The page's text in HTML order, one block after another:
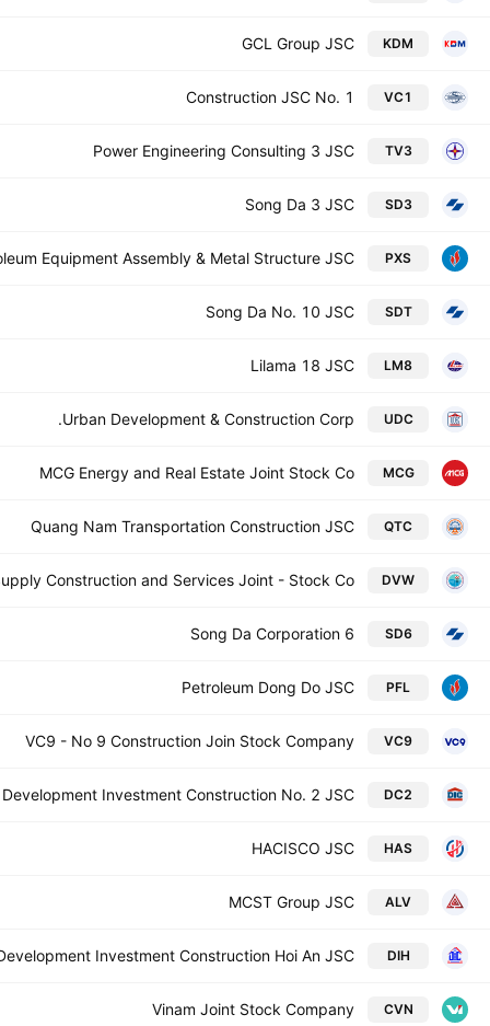
KDM
GCL Group JSC
VC1
Construction JSC No. 1
TV3
Power Engineering Consulting 3 JSC
SD3
Song Da 3 JSC
PXS
Equipment Assembly & Metal Structure JSC
SDT
Song Da No. 10 JSC
LM8
Lilama 18 JSC
UDC
Urban Development & Construction Corp.
MCG
MCG Energy and Real Estate Joint Stock Co
QTC
Quang Nam Transportation Construction JSC
DVW
Construction and Services Joint - Stock Co
SD6
Song Da Corporation 6
PFL
Petroleum Dong Do JSC
VC9
VC9 - No 9 Construction Join Stock Company
DC2
Development Investment Construction No. 2 JSC
HAS
HACISCO JSC
ALV
MCST Group JSC
DIH
Investment Construction Hoi An JSC
CVN
Vinam Joint Stock Company